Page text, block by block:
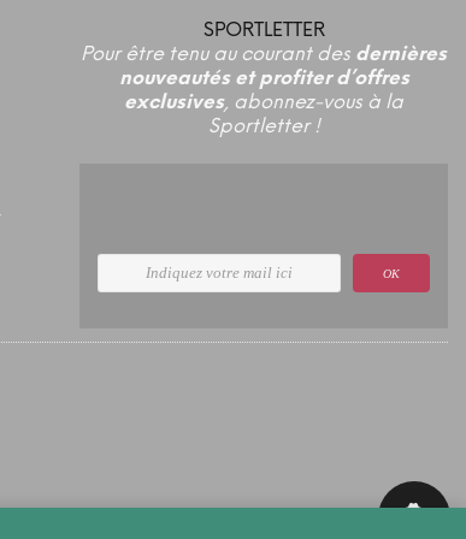
SPORTLETTER
Pour être tenu au courant des dernières
nouveautés et profiter d’offres
exclusives, abonnez-vous à la
Sportletter !
OK